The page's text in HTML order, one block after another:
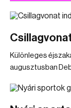
Különleges
augusztusban